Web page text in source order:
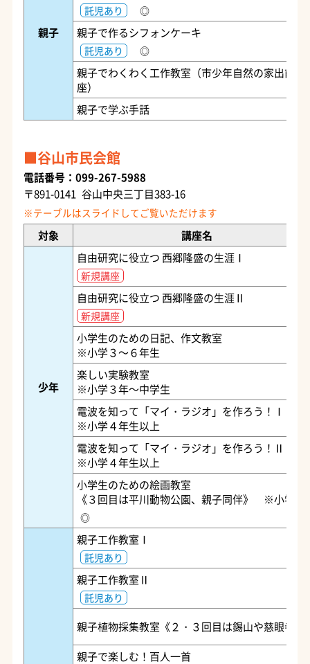
親子
託児あり ◎
親子で作るシフォンケーキ
託児あり ◎
親子でわくわく工作教室（市少年自然の家出前講
座）
親子で学ぶ手話
谷山市民会館
電話番号：099-267-5988
〒891-0141 谷山中央三丁目383-16
対象 講座名
少年
自由研究に役立つ 西郷隆盛の生涯Ⅰ
新規講座
自由研究に役立つ 西郷隆盛の生涯Ⅱ
新規講座
小学生のための日記、作文教室
※小学３～６年生
楽しい実験教室
※小学３年～中学生
電波を知って「マイ・ラジオ」を作ろう！Ⅰ
※小学４年生以上
電波を知って「マイ・ラジオ」を作ろう！Ⅱ
※小学４年生以上
小学生のための絵画教室
《３回目は平川動物公園、親子同伴》 ※小学生
◎
親子工作教室Ⅰ
託児あり
親子工作教室Ⅱ
託児あり
親子植物採集教室《２・３回目は錫山や慈眼寺》
親子で楽しむ！百人一首